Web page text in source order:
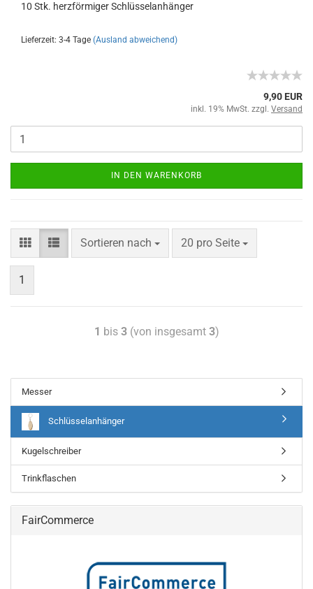
10 Stk. herzförmiger Schlüsselanhänger
Lieferzeit: 3-4 Tage (Ausland abweichend)
9,90 EUR
inkl. 19% MwSt. zzgl. Versand
IN DEN WARENKORB
Sortieren nach 20 pro Seite
1
1 bis 3(von insgesamt 3)
Messer
Schlüsselanhänger
Kugelschreiber
Trinkflaschen
FairCommerce